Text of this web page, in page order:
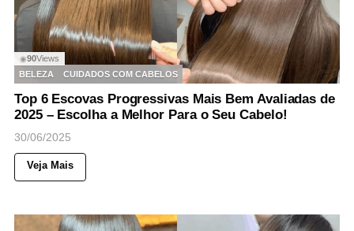
◉90Views
BELEZA
CUIDADOS COM CABELOS
Top 6 Escovas Progressivas Mais Bem Avaliadas de
2025 – Escolha a Melhor Para o Seu Cabelo!
30/06/2025
Veja Mais